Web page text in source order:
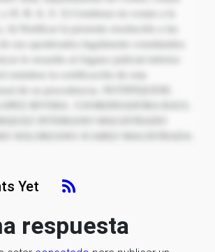
sus apoderados legalmente constituidos
lo resuelto al órgano judicial inferior
Yet
respuesta